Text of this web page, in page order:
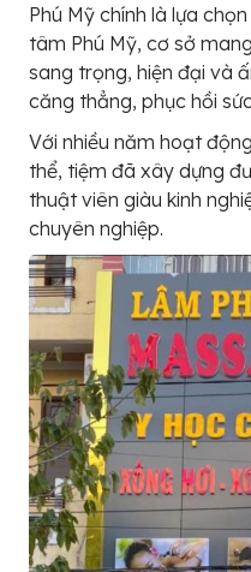
Phú Mỹ chính là lựa
tâm Phú Mỹ, cơ sở
sang trọng, hiện đại và
căng thẳng, phục hồi
Với nhiều năm hoạt
thể, tiệm đã xây dựng
thuật viên giàu kinh
chuyên nghiệp.